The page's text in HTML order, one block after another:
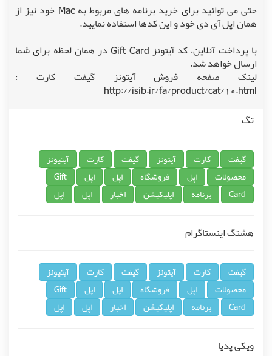
حتی می توانید برای خرید برنامه های مربوط به Mac خود نیز از
همان اپل آی دی خود و این کدها استفاده نمایید.
با پرداخت آنلاین، کد آیتونز Gift Card در همان لحظه برای شما
ارسال خواهد شد.
لینک صفحه فروش آیتونز گیفت کارت :
http://isib.ir/fa/product/cat/10.html
تگ
گیفت کارت آیتونز گیفت کارت
آیتیونز
محصولات
اپل فروشگاه اپل اپل
Gift
Card
برنامه اپلیکیشن اخبار اپل اپل
هشتگ اینستاگرام
گیفت کارت آیتونز گیفت کارت
آیتیونز
محصولات
اپل فروشگاه اپل اپل
Gift
Card
برنامه اپلیکیشن اخبار اپل اپل
ویکی پدیا